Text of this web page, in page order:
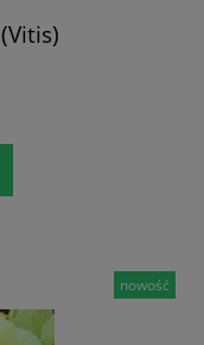
nowość